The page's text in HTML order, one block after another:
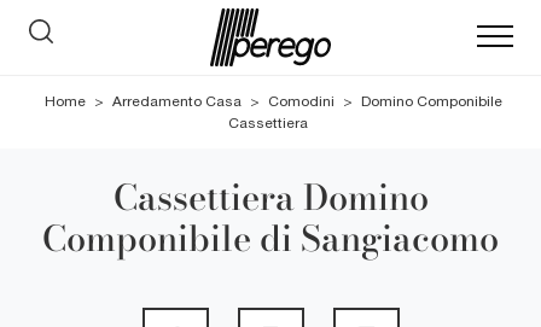
Home > Arredamento Casa > Comodini > Domino Componibile
Cassettiera
Cassettiera Domino
Componibile di Sangiacomo